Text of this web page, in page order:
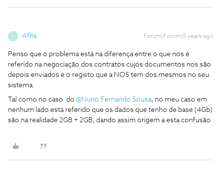
A Afhs Forum|Forum|5 years ago
Penso que o problema está na diferença entre o que nos é
referido na negociação dos contratos cujos documentos nos são
depois enviados e o registo que a NOS tem dos mesmos no seu
sistema.
Tal como no caso do @Nuno Fernando Sousa, no meu caso em
nenhum lado está referido que os dados que tenho de base (4Gb)
são na realidade 2GB + 2GB, dando assim origem a esta confusão